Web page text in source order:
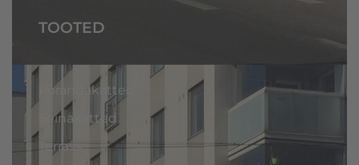
TOOTED
Põrandakatted
Seinakatted
Terrass